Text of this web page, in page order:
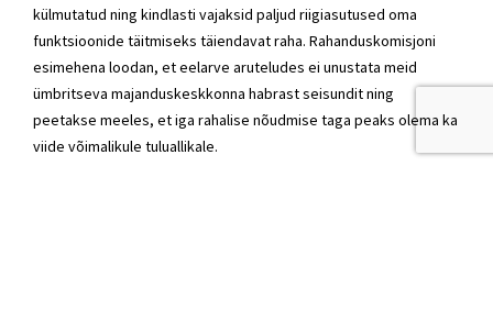
külmutatud ning kindlasti vajaksid paljud riigiasutused oma
funktsioonide täitmiseks täiendavat raha. Rahanduskomisjoni
esimehena loodan, et eelarve aruteludes ei unustata meid
ümbritseva majanduskeskkonna habrast seisundit ning
peetakse meeles, et iga rahalise nõudmise taga peaks olema ka
viide võimalikule tuluallikale.